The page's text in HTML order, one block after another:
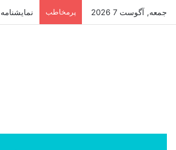
جمعه, آگوست 7 2026 پرمخاطب